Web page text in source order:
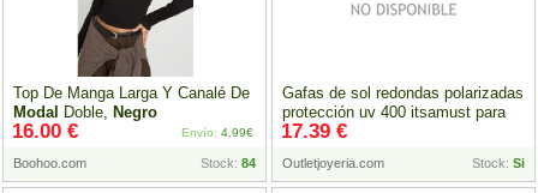
Top De Manga Larga Y Canalé De
Modal Doble, Negro
Boohoo.com Stock: 84
16.00 € Envío: 4.99€
Gafas de sol redondas polarizadas
protección uv 400 itsamust para
hombre-mujer must have itsamust-
Outletjoyeria.com Stock: Si
17.39 €